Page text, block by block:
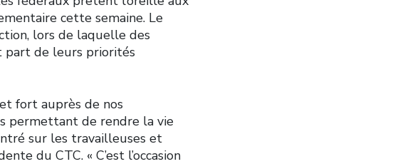
cette semaine. Le
lors de laquelle des
part de leurs priorités
fort auprès de nos
permettant de rendre la vie
sur les travailleuses et
du CTC. « C’est l’occasion